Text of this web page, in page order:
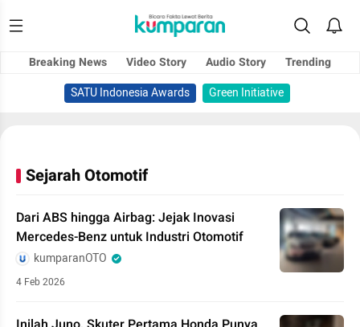
Breaking News Video Story Audio Story
Trending
SATU Indonesia Awards
Green Initiative
Sejarah Otomotif
Dari ABS hingga Airbag: Jejak Inovasi
Mercedes-Benz untuk Industri Otomotif
kumparanOTO
4 Feb 2026